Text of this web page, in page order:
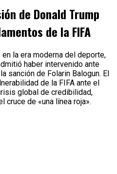
de Donald Trump
de la FIFA
la era moderna del deporte,
haber intervenido ante
sanción de Folarin Balogun. El
de la FIFA ante el
global de credibilidad,
cruce de «una línea roja».